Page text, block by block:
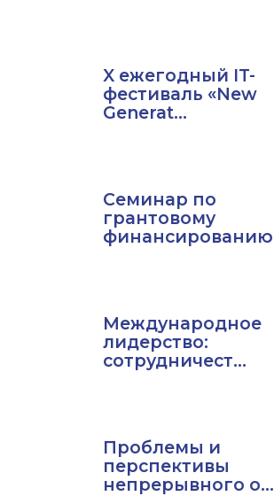
X ежегодный IT-
фестиваль «New
Generat...
Семинар по
грантовому
финансированию
Международное
лидерство:
сотрудничест...
Проблемы и
перспективы
непрерывного о...